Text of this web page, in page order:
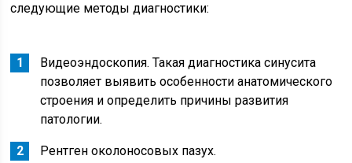
следующие методы диагностики:
Видеоэндоскопия. Такая диагностика синусита
позволяет выявить особенности анатомического
строения и определить причины развития
патологии.
Рентген околоносовых пазух.